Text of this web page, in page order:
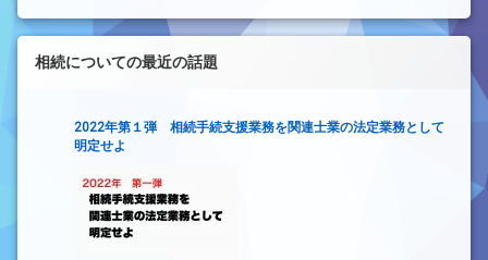
相続についての最近の話題
2022年第１弾 相続手続支援業務を関連士業の法定業務として
明定せよ